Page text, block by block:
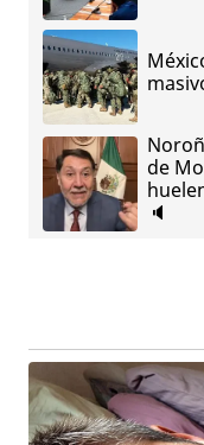
de
🔈